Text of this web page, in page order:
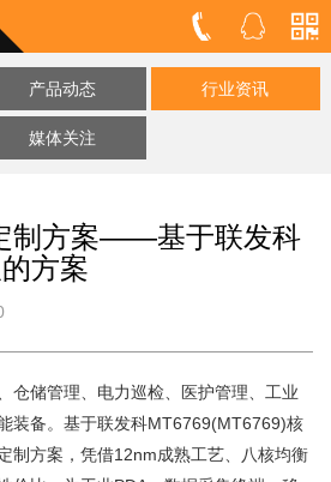
产品动态 行业资讯
媒体关注
制方案——基于联发科
方案
储管理、电力巡检、医护管理、工业
装备。基于联发科MT6769(MT6769)核
制方案，凭借12nm成熟工艺、八核均衡